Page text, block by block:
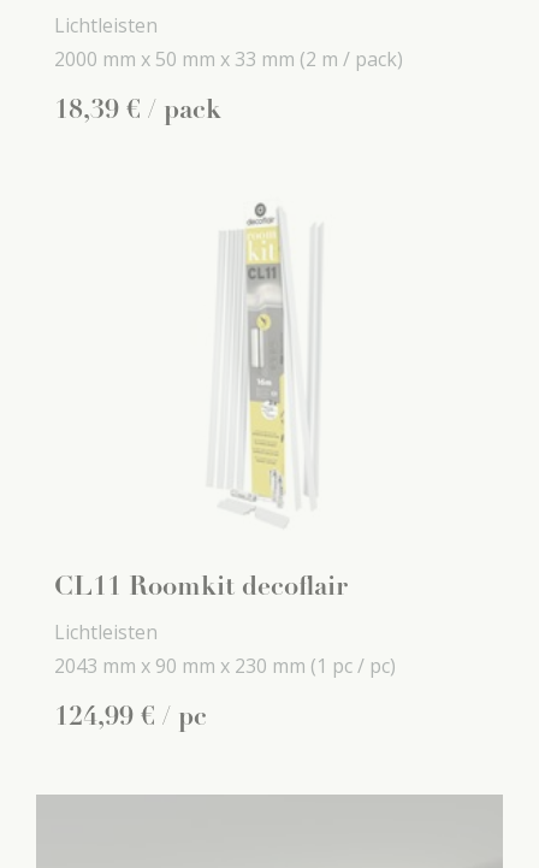
Lichtleisten
2000 mm x 50 mm x 33 mm (2 m / pack)
18,39 € / pack
CL11 Roomkit decoflair
Lichtleisten
2043 mm x 90 mm x 230 mm (1 pc / pc)
124,99 € / pc